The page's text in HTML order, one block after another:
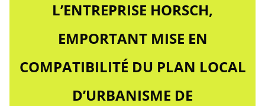
L’ENTREPRISE HORSCH,
EMPORTANT MISE EN
COMPATIBILITÉ DU PLAN LOCAL
D’URBANISME DE